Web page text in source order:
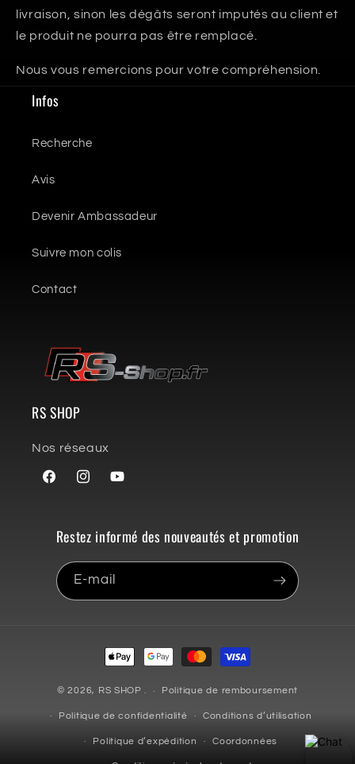
livraison, sinon les dégâts seront imputés au client et
le produit ne pourra pas être remplacé.
Nous vous remercions pour votre compréhension.
Infos
Recherche
Avis
Devenir Ambassadeur
Suivre mon colis
Contact
RS SHOP
Nos réseaux
FacebookInstagramYouTube
Restez informé des nouveautés et promotion
E-mail
Moyens
de
paiement
© 2026, RS SHOP . Politique de remboursement
Politique de confidentialité Conditions d’utilisation
Politique d’expédition Coordonnées